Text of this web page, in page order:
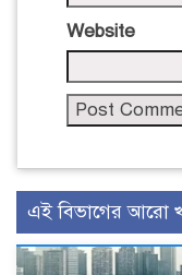
Website
এই বিভাগের আরো